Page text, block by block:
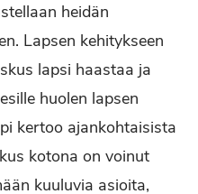
heidän
Lapsen kehitykseen
lapsi haastaa ja
huolen lapsen
kertoo ajankohtaisista
kotona on voinut
kuuluvia asioita,